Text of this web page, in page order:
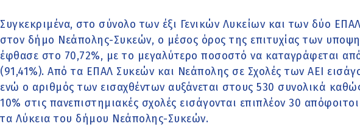
Συγκεκριμένα, στο σύνολο των έξι Γενικών Λυκείων και των δύο
στον δήμο Νεάπολης-Συκεών, ο μέσος όρος της επιτυχίας των
έφθασε στο 70,72%, με το μεγαλύτερο ποσοστό να καταγράφεται
(91,41%). Από τα ΕΠΑΛ Συκεών και Νεάπολης σε Σχολές των ΑΕΙ
ενώ ο αριθμός των εισαχθέντων αυξάνεται στους 530 συνολικά
10% στις πανεπιστημιακές σχολές εισάγονται επιπλέον 30
τα Λύκεια του δήμου Νεάπολης-Συκεών.